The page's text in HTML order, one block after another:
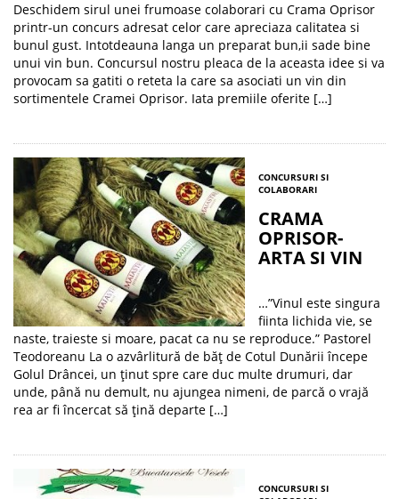
Deschidem sirul unei frumoase colaborari cu Crama Oprisor
printr-un concurs adresat celor care apreciaza calitatea si
bunul gust. Intotdeauna langa un preparat bun,ii sade bine
unui vin bun. Concursul nostru pleaca de la aceasta idee si va
provocam sa gatiti o reteta la care sa asociati un vin din
sortimentele Cramei Oprisor. Iata premiile oferite […]
CONCURSURI SI
COLABORARI
CRAMA
OPRISOR-
ARTA SI VIN
…”Vinul este singura
fiinta lichida vie, se
naste, traieste si moare, pacat ca nu se reproduce.” Pastorel
Teodoreanu La o azvârlitură de băţ de Cotul Dunării începe
Golul Drâncei, un ţinut spre care duc multe drumuri, dar
unde, până nu demult, nu ajungea nimeni, de parcă o vrajă
rea ar fi încercat să ţină departe […]
CONCURSURI SI